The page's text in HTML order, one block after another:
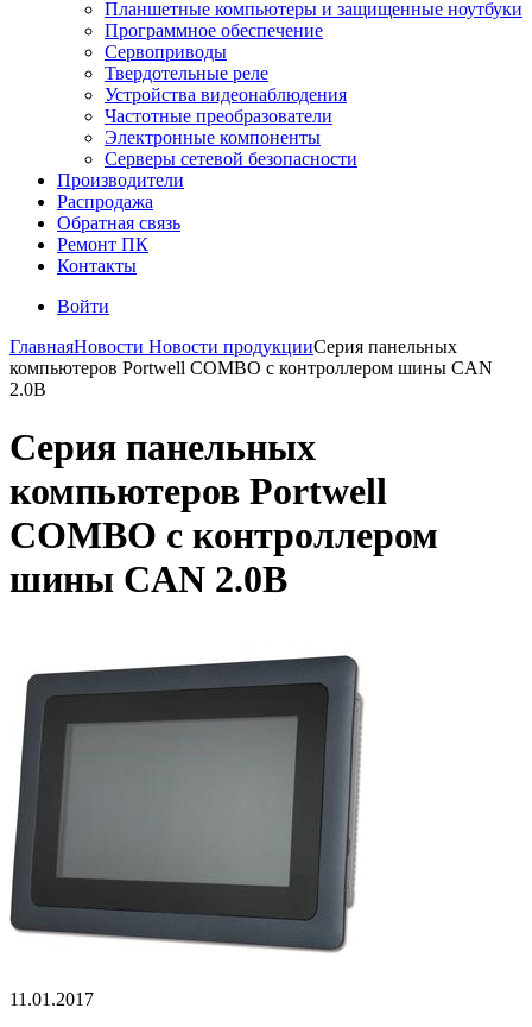
Планшетные компьютеры и защищенные ноутбуки
Программное обеспечение
Сервоприводы
Твердотельные реле
Устройства видеонаблюдения
Частотные преобразователи
Электронные компоненты
Серверы сетевой безопасности
Производители
Распродажа
Обратная связь
Ремонт ПК
Контакты
Войти
ГлавнаяНовости Новости продукцииСерия панельных
компьютеров Portwell COMBO с контроллером шины CAN
2.0B
Серия панельных
компьютеров Portwell
COMBO с контроллером
шины CAN 2.0B
11.01.2017